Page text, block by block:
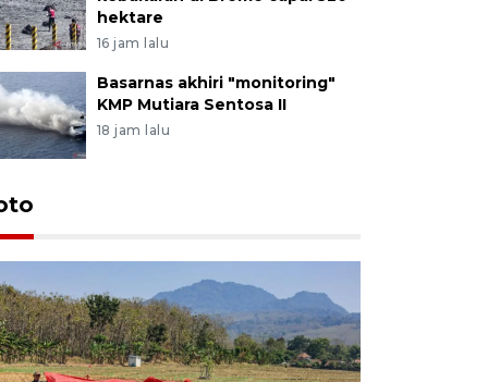
hektare
16 jam lalu
Basarnas akhiri "monitoring"
KMP Mutiara Sentosa II
18 jam lalu